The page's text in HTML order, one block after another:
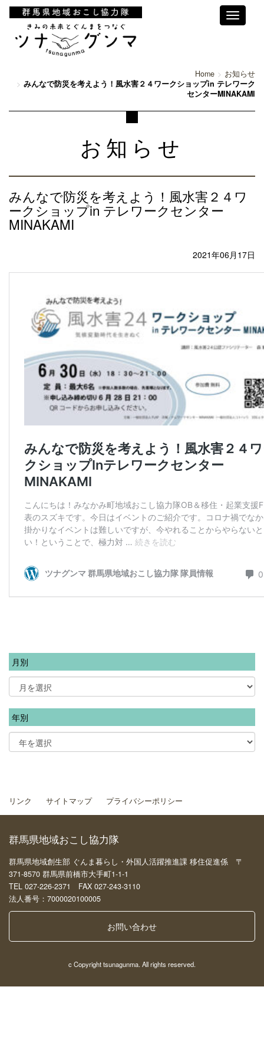
Toggle
Home
お知らせ
みんなで防災を考えよう！風水害２４ワークショップin テレワーク
センターMINAKAMI
お知らせ
みんなで防災を考えよう！風水害２４ワ
ークショップin テレワークセンター
MINAKAMI
2021年06月17日
月別
年別
リンク サイトマップ プライバシーポリシー
群馬県地域おこし協力隊
群馬県地域創生部 ぐんま暮らし・外国人活躍推進課 移住促進係 〒
371-8570 群馬県前橋市大手町1-1-1
TEL 027-226-2371 FAX 027-243-3110
法人番号：7000020100005
お問い合わせ
c Copyright tsunagunma. All rights reserved.